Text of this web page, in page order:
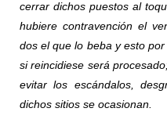
cerrar dichos puestos al
hubiere contravención el
dos el que lo beba y esto
si reincidiese será
evitar los escándalos,
dichos sitios se ocasionan.